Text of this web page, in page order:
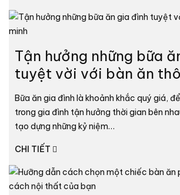
Tận hưởng những bữa
tuyệt vời với bàn ăn
Bữa ăn gia đình là khoảnh khắc quý giá,
trong gia đình tận hưởng thời gian bên
tạo dựng những kỷ niệm…
CHI TIẾT